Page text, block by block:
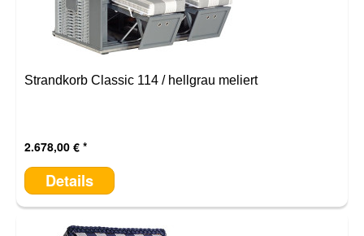
Strandkorb Classic 114 / hellgrau meliert
2.678,00 €
Details